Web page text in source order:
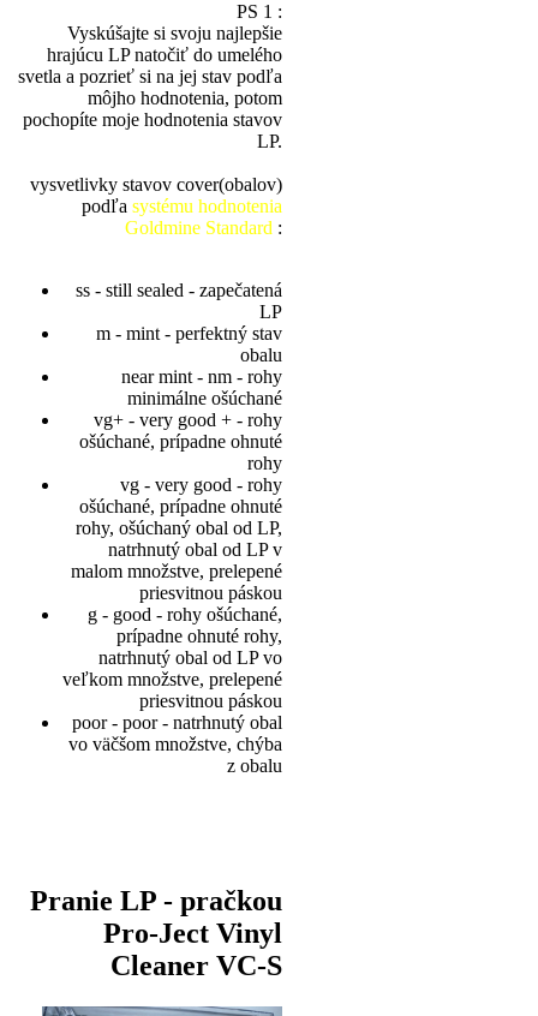
PS 1 :
Vyskúšajte si svoju najlepšie
hrajúcu LP natočiť do umelého
svetla a pozrieť si na jej stav podľa
môjho hodnotenia, potom
pochopíte moje hodnotenia stavov
LP.
vysvetlivky stavov cover(obalov)
podľa systému hodnotenia
Goldmine Standard :
ss - still sealed - zapečatená
LP
m - mint - perfektný stav
obalu
near mint - nm - rohy
minimálne ošúchané
vg+ - very good + - rohy
ošúchané, prípadne ohnuté
rohy
vg - very good - rohy
ošúchané, prípadne ohnuté
rohy, ošúchaný obal od LP,
natrhnutý obal od LP v
malom množstve, prelepené
priesvitnou páskou
g - good - rohy ošúchané,
prípadne ohnuté rohy,
natrhnutý obal od LP vo
veľkom množstve, prelepené
priesvitnou páskou
poor - poor - natrhnutý obal
vo väčšom množstve, chýba
z obalu
Pranie LP - pračkou
Pro-Ject Vinyl
Cleaner VC-S